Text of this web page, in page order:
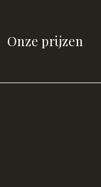
Onze prijzen